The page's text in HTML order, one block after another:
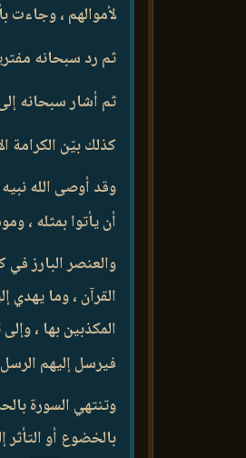
لأموالهم ، وجاءت
ثم رد سبحانه
ثم أشار سبحانه
كذلك بيّن الكرامة
وقد أوصى الله
أن يأتوا بمثله ،
والعنصر البارز
القرآن ، وما يهدي
المكذبين بها ،
فيرسل إليهم
وتنتهي السورة
بالخضوع أو